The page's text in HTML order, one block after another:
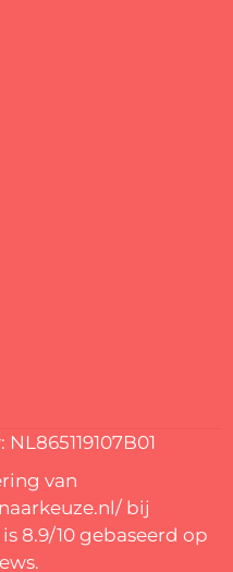
van
bij
8.9/10 gebaseerd op